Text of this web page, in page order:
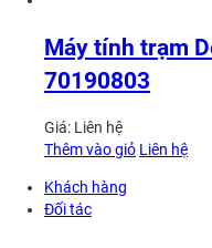
Máy tính trạm
70190803
Giá: Liên hệ
Thêm vào giỏ Liên hệ
Khách hàng
Đối tác